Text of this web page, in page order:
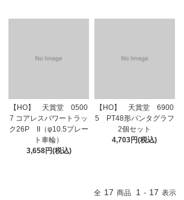
【HO】 天賞堂 0500
7 コアレスパワートラッ
ク26P II（φ10.5プレー
ト車輪）
3,658円(税込)
【HO】 天賞堂 6900
5 PT48形パンタグラフ
2個セット
4,703円(税込)
全 17 商品 1 - 17 表示